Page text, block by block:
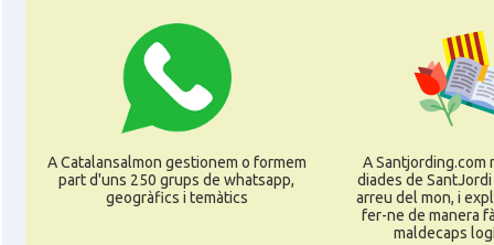
CAMON Catalans a KAISERSLAUTERN
CAMON Catalans a Karlsruhe
CAMON Catalans a KASSEL
Catalans a Koeln - Köln - Colonia
A Catalansalmon gestionem o formem
part d'uns 250 grups de whatsapp,
geogràfics i temàtics
A Santjording.com
diades de
arreu del mon, i
fer-ne de manera
maldecaps